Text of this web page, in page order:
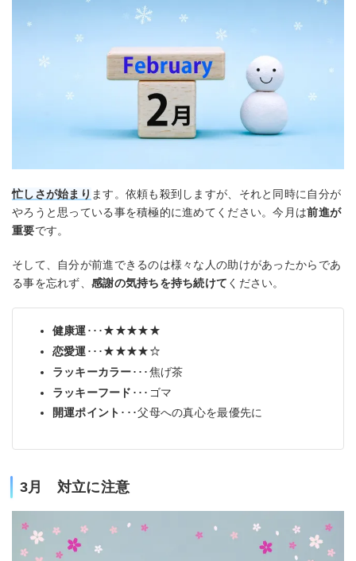
忙しさが始まり ます。依頼も殺到しますが、それと同時に自分が
やろうと思っている事を積極的に進めてください。今月は前進が
重要です。
そして、自分が前進できるのは様々な人の助けがあったからであ
る事を忘れず、 感謝の気持ちを持ち続けて ください。
健康運･･･★★★★★
恋愛運･･･★★★★☆
ラッキーカラー･･･焦げ茶
ラッキーフード ･･･ゴマ
開運ポイント ･･･父母への真心を最優先に
3月 対立に注意